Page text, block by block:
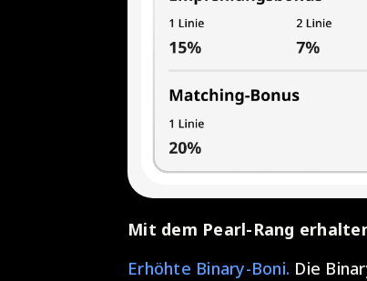
Mit dem Pearl-Rang
Erhöhte Binary-Boni. Die